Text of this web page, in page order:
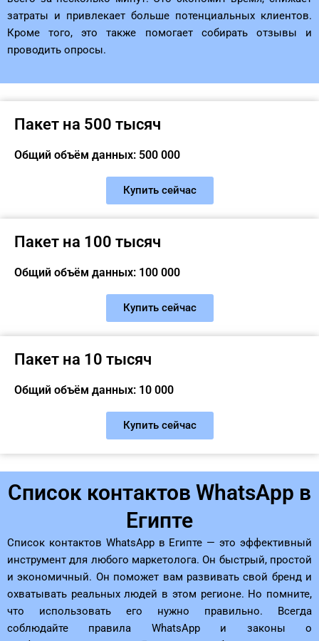
затраты и привлекает больше потенциальных клиентов.
Кроме того, это также помогает собирать отзывы и
проводить опросы.
Пакет на 500 тысяч
Общий объём данных: 500 000
Купить сейчас
Пакет на 100 тысяч
Общий объём данных: 100 000
Купить сейчас
Пакет на 10 тысяч
Общий объём данных: 10 000
Купить сейчас
Список контактов WhatsApp в
Египте
Список контактов WhatsApp в Египте — это эффективный
инструмент для любого маркетолога. Он быстрый, простой
и экономичный. Он поможет вам развивать свой бренд и
охватывать реальных людей в этом регионе. Но помните,
что использовать его нужно правильно. Всегда
соблюдайте правила WhatsApp и законы о